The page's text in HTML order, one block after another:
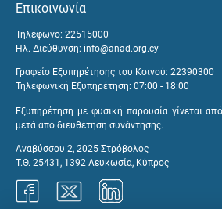
Επικοινωνία
Τηλέφωνο: 22515000
Ηλ. Διεύθυνση: info@anad.org.cy
Γραφείο Εξυπηρέτησης του Κοινού: 22390300
Τηλεφωνική Εξυπηρέτηση: 07:00 - 18:00
Εξυπηρέτηση με φυσική παρουσία γίνεται
μετά από διευθέτηση συνάντησης.
Αναβύσσου 2, 2025 Στρόβολος
Τ.Θ. 25431, 1392 Λευκωσία, Κύπρος